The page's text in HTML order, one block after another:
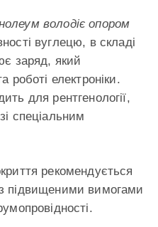
володіє опором
вуглецю, в складі
заряд, який
роботі електроніки.
для рентгенології,
спеціальним
рекомендується
підвищеними вимогами